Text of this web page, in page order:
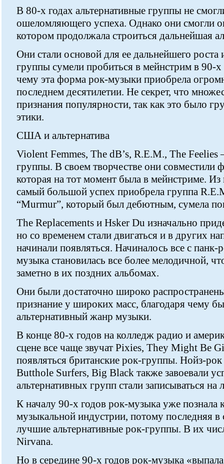
В 80-х годах альтернативные группы не
ошеломляющего успеха. Однако они смогли
котором продолжала строиться дальнейшая
Они стали основой для ее дальнейшего
группы сумели пробиться в мейнстрим в 90-х
чему эта форма рок-музыки приобрела
последнем десятилетии. Не секрет, что
признания популярности, так как это было
этики.
США и альтернатива
Violent Femmes, The dB’s, R.E.M., The Feelies
группы. В своем творчестве они совместили
которая на тот момент была в мейнстриме.
самый большой успех приобрела группа
“Murmur”, который был дебютным, сумела
The Replacements и Hsker Du изначально
но со временем стали двигаться и в других
начинали появляться. Начиналось все с
музыка становилась все более мелодичной,
заметно в их поздних альбомах.
Они были достаточно широко
признание у широких масс, благодаря чему
альтернативный жанр музыки.
В конце 80-х годов на колледж радио и
сцене все чаще звучат Pixies, They Might Be
появляться британские рок-группы. Нойз-
Butthole Surfers, Big Black также завоевали
альтернативных групп стали записываться на
К началу 90-х годов рок-музыка уже познала
музыкальной индустрии, потому последняя в
лучшие альтернативные рок-группы. В их
Nirvana.
Но в середине 90-х годов рок-музыка